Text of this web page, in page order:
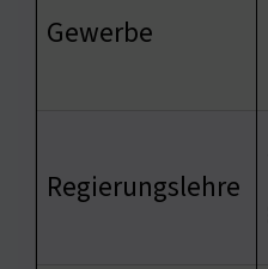
Gewerbe
Regierungslehre